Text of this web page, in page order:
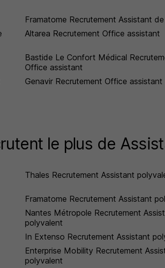
Framatome Recrutement Assistant de
Altarea Recrutement Office assistant
Bastide Le Confort Médical
Office assistant
Genavir Recrutement Office assistant
le plus de
Thales Recrutement Assistant
Framatome Recrutement Assistant
Nantes Métropole Recrutement
polyvalent
In Extenso Recrutement Assistant
Enterprise Mobility Recrutement
polyvalent